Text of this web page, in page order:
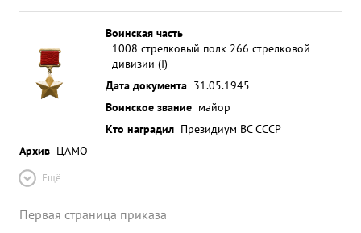
Воинская часть
1008 стрелковый полк 266 стрелковой
дивизии (I)
Дата документа 31.05.1945
Воинское звание майор
Кто наградил Президиум ВС СССР
Архив ЦАМО
Ещё
Первая страница приказа